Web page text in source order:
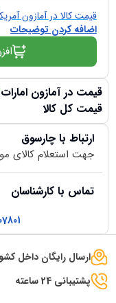
قیمت کالا در آمازون
اضافه کردن توضیحات
قیمت در آمازون امارات
قیمت کل کالا
ارتباط با چارسوق
جهت استعلام کالای
تماس با کارشناسان
ارسال رایگان داخل
پشتیبانی 24 ساعته